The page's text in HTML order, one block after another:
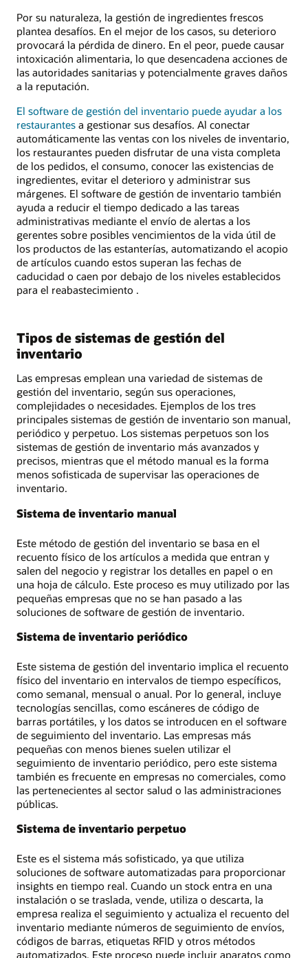
Por su naturaleza, la gestión de ingredientes frescos
plantea desafíos. En el mejor de los casos, su deterioro
provocará la pérdida de dinero. En el peor, puede causar
intoxicación alimentaria, lo que desencadena acciones de
las autoridades sanitarias y potencialmente graves daños
a la reputación.
El software de gestión del inventario puede ayudar a los
restaurantes a gestionar sus desafíos. Al conectar
automáticamente las ventas con los niveles de inventario,
los restaurantes pueden disfrutar de una vista completa
de los pedidos, el consumo, conocer las existencias de
ingredientes, evitar el deterioro y administrar sus
márgenes. El software de gestión de inventario también
ayuda a reducir el tiempo dedicado a las tareas
administrativas mediante el envío de alertas a los
gerentes sobre posibles vencimientos de la vida útil de
los productos de las estanterías, automatizando el acopio
de artículos cuando estos superan las fechas de
caducidad o caen por debajo de los niveles establecidos
para el reabastecimiento .
Tipos de sistemas de gestión del
inventario
Las empresas emplean una variedad de sistemas de
gestión del inventario, según sus operaciones,
complejidades o necesidades. Ejemplos de los tres
principales sistemas de gestión de inventario son manual,
periódico y perpetuo. Los sistemas perpetuos son los
sistemas de gestión de inventario más avanzados y
precisos, mientras que el método manual es la forma
menos sofisticada de supervisar las operaciones de
inventario.
Sistema de inventario manual
Este método de gestión del inventario se basa en el
recuento físico de los artículos a medida que entran y
salen del negocio y registrar los detalles en papel o en
una hoja de cálculo. Este proceso es muy utilizado por las
pequeñas empresas que no se han pasado a las
soluciones de software de gestión de inventario.
Sistema de inventario periódico
Este sistema de gestión del inventario implica el recuento
físico del inventario en intervalos de tiempo específicos,
como semanal, mensual o anual. Por lo general, incluye
tecnologías sencillas, como escáneres de código de
barras portátiles, y los datos se introducen en el software
de seguimiento del inventario. Las empresas más
pequeñas con menos bienes suelen utilizar el
seguimiento de inventario periódico, pero este sistema
también es frecuente en empresas no comerciales, como
las pertenecientes al sector salud o las administraciones
públicas.
Sistema de inventario perpetuo
Este es el sistema más sofisticado, ya que utiliza
soluciones de software automatizadas para proporcionar
insights en tiempo real. Cuando un stock entra en una
instalación o se traslada, vende, utiliza o descarta, la
empresa realiza el seguimiento y actualiza el recuento del
inventario mediante números de seguimiento de envíos,
códigos de barras, etiquetas RFID y otros métodos
automatizados. Este proceso puede incluir aparatos como